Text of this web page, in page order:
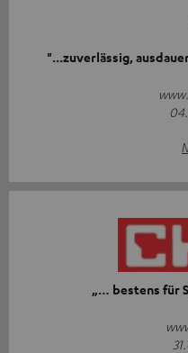
"...zuverlässig,
„… bestens für